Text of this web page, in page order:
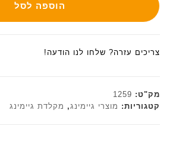
הוספה לסל
צריכים עזרה? שלחו לנו הודעה!
מק"ט: 1259
קטגוריות: מוצרי גיימינג, מקלדת גיימינג